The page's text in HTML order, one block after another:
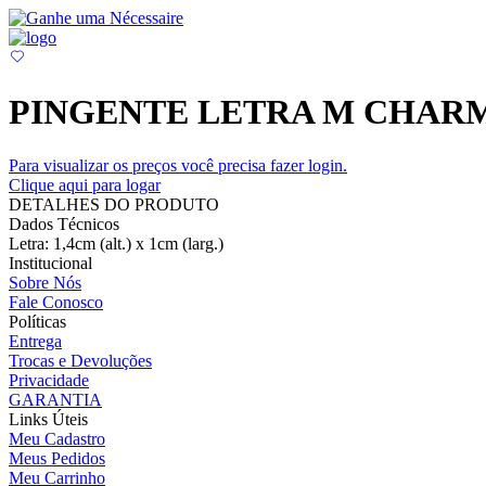
PINGENTE LETRA M
Para visualizar os preços você precisa fazer login.
Clique aqui para logar
DETALHES DO PRODUTO
Dados Técnicos
Letra: 1,4cm (alt.) x 1cm (larg.)
Institucional
Sobre Nós
Fale Conosco
Políticas
Entrega
Trocas e Devoluções
Privacidade
GARANTIA
Links Úteis
Meu Cadastro
Meus Pedidos
Meu Carrinho